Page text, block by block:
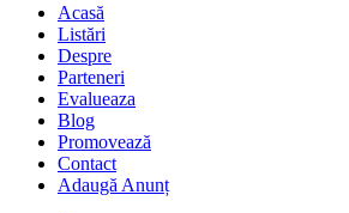
Acasă
Listări
Despre
Parteneri
Evalueaza
Blog
Promovează
Contact
Adaugă Anunț